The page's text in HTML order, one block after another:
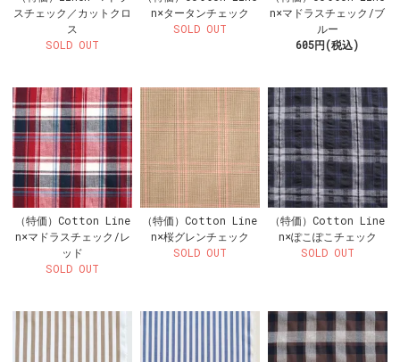
スチェック／カットクロ
ス
SOLD OUT
n×タータンチェック
SOLD OUT
n×マドラスチェック/ブ
ルー
605円(税込)
（特価）Cotton Line
n×マドラスチェック/レ
ッド
SOLD OUT
（特価）Cotton Line
n×桜グレンチェック
SOLD OUT
（特価）Cotton Line
n×ぽこぽこチェック
SOLD OUT